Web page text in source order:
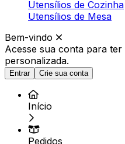
Utensílios de Cozinha
Utensílios de Mesa
Bem-vindo
Acesse sua conta para ter
personalizada.
Entrar Crie sua conta
Início
Pedidos